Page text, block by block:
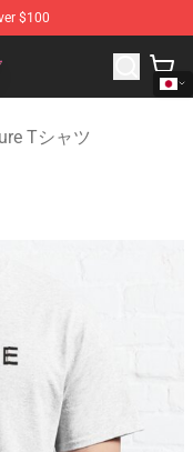
$100
Merchandise Shop
Tシャツ